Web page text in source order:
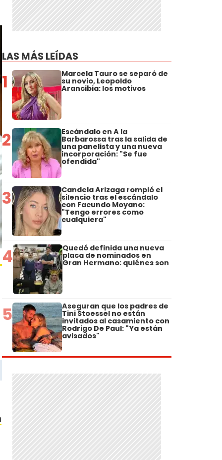
LAS MÁS LEÍDAS
1 Marcela Tauro se separó de
su novio, Leopoldo
Arancibia: los motivos
2 Escándalo en A la
Barbarossa tras la salida de
una panelista y una nueva
incorporación: "Se fue
ofendida"
3 Candela Arizaga rompió el
silencio tras el escándalo
con Facundo Moyano:
"Tengo errores como
cualquiera"
4 Quedó definida una nueva
placa de nominados en
Gran Hermano: quiénes son
5 Aseguran que los padres de
Tini Stoessel no están
invitados al casamiento con
Rodrigo De Paul: "Ya están
avisados"